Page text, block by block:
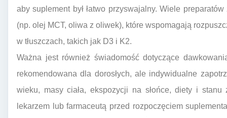
aby suplement był łatwo przyswajalny. Wiele
(np. olej MCT, oliwa z oliwek), które wspomagają
w tłuszczach, takich jak D3 i K2.
Ważna jest również świadomość dotyczące
rekomendowana dla dorosłych, ale indywidualne
wieku, masy ciała, ekspozycji na słońce, diety i
lekarzem lub farmaceutą przed rozpoczęciem